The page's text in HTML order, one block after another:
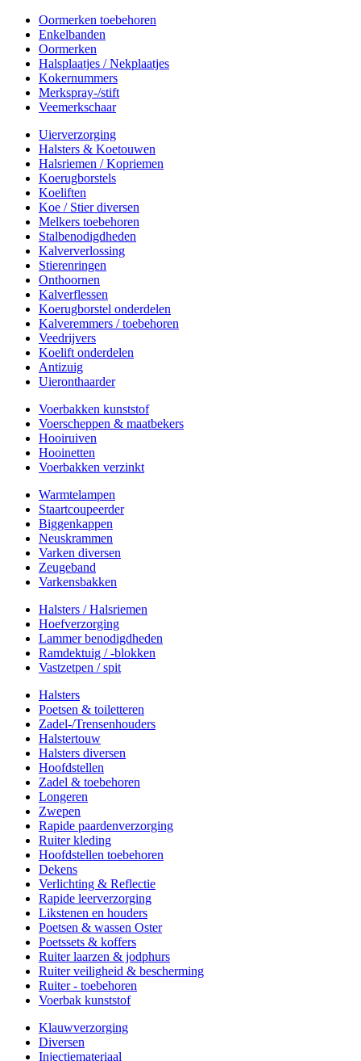
Oormerken toebehoren
Enkelbanden
Oormerken
Halsplaatjes / Nekplaatjes
Kokernummers
Merkspray-/stift
Veemerkschaar
Uierverzorging
Halsters & Koetouwen
Halsriemen / Kopriemen
Koerugborstels
Koeliften
Koe / Stier diversen
Melkers toebehoren
Stalbenodigdheden
Kalververlossing
Stierenringen
Onthoornen
Kalverflessen
Koerugborstel onderdelen
Kalveremmers / toebehoren
Veedrijvers
Koelift onderdelen
Antizuig
Uieronthaarder
Voerbakken kunststof
Voerscheppen & maatbekers
Hooiruiven
Hooinetten
Voerbakken verzinkt
Warmtelampen
Staartcoupeerder
Biggenkappen
Neuskrammen
Varken diversen
Zeugeband
Varkensbakken
Halsters / Halsriemen
Hoefverzorging
Lammer benodigdheden
Ramdektuig / -blokken
Vastzetpen / spit
Halsters
Poetsen & toiletteren
Zadel-/Trensenhouders
Halstertouw
Halsters diversen
Hoofdstellen
Zadel & toebehoren
Longeren
Zwepen
Rapide paardenverzorging
Ruiter kleding
Hoofdstellen toebehoren
Dekens
Verlichting & Reflectie
Rapide leerverzorging
Likstenen en houders
Poetsen & wassen Oster
Poetssets & koffers
Ruiter laarzen & jodphurs
Ruiter veiligheid & bescherming
Ruiter - toebehoren
Voerbak kunststof
Klauwverzorging
Diversen
Injectiemateriaal